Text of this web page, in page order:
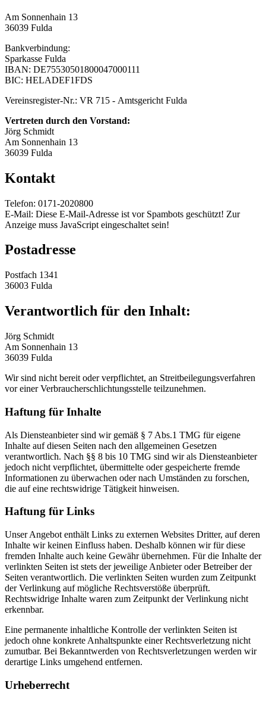
Am Sonnenhain 13
36039 Fulda
Bankverbindung:
Sparkasse Fulda
IBAN: DE75530501800047000111
BIC: HELADEF1FDS
Vereinsregister-Nr.: VR 715 - Amtsgericht Fulda
Vertreten durch den Vorstand:
Jörg Schmidt
Am Sonnenhain 13
36039 Fulda
Kontakt
Telefon: 0171-2020800
E-Mail: Diese E-Mail-Adresse ist vor Spambots geschützt! Zur
Anzeige muss JavaScript eingeschaltet sein!
Postadresse
Postfach 1341
36003 Fulda
Verantwortlich für den Inhalt:
Jörg Schmidt
Am Sonnenhain 13
36039 Fulda
Wir sind nicht bereit oder verpflichtet, an Streitbeilegungsverfahren
vor einer Verbraucherschlichtungsstelle teilzunehmen.
Haftung für Inhalte
Als Diensteanbieter sind wir gemäß § 7 Abs.1 TMG für eigene
Inhalte auf diesen Seiten nach den allgemeinen Gesetzen
verantwortlich. Nach §§ 8 bis 10 TMG sind wir als Diensteanbieter
jedoch nicht verpflichtet, übermittelte oder gespeicherte fremde
Informationen zu überwachen oder nach Umständen zu forschen,
die auf eine rechtswidrige Tätigkeit hinweisen.
Haftung für Links
Unser Angebot enthält Links zu externen Websites Dritter, auf deren
Inhalte wir keinen Einfluss haben. Deshalb können wir für diese
fremden Inhalte auch keine Gewähr übernehmen. Für die Inhalte der
verlinkten Seiten ist stets der jeweilige Anbieter oder Betreiber der
Seiten verantwortlich. Die verlinkten Seiten wurden zum Zeitpunkt
der Verlinkung auf mögliche Rechtsverstöße überprüft.
Rechtswidrige Inhalte waren zum Zeitpunkt der Verlinkung nicht
erkennbar.
Eine permanente inhaltliche Kontrolle der verlinkten Seiten ist
jedoch ohne konkrete Anhaltspunkte einer Rechtsverletzung nicht
zumutbar. Bei Bekanntwerden von Rechtsverletzungen werden wir
derartige Links umgehend entfernen.
Urheberrecht